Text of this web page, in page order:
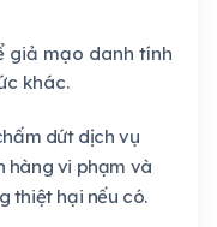
giả mạo danh tính
khác.
dứt dịch vụ
hàng vi phạm và
thiệt hại nếu có.